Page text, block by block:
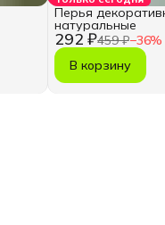
292 ₽459 ₽−36%
Перья
натуральные
В корзину